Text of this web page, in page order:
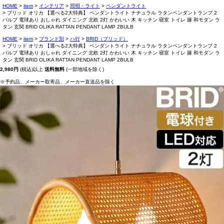
HOME item インテリア 照明・ライト
ペンダントライト
ブリッド オリカ 【選べる2大特典】 ペンダントライト ナチュラル ラタンペンダントランプ 2
バルブ 電球あり おしゃれ ダイニング 北欧 2灯 かわいい 木 キッチン 寝室 トイレ 籐 和モダン ラ
タン 玄関 BRID OLIKA RATTAN PENDANT LAMP 2BULB
HOME item ブランド別 ハ行
BRID（ブリッド）
ブリッド オリカ 【選べる2大特典】 ペンダントライト ナチュラル ラタンペンダントランプ 2
バルブ 電球あり おしゃれ ダイニング 北欧 2灯 かわいい 木 キッチン 寝室 トイレ 籐 和モダン ラ
タン 玄関 BRID OLIKA RATTAN PENDANT LAMP 2BULB
2,980円 (税込)以上 送料無料 (一部地域を除く)
※予約品、メーカー取寄品、メーカー直送品を除く